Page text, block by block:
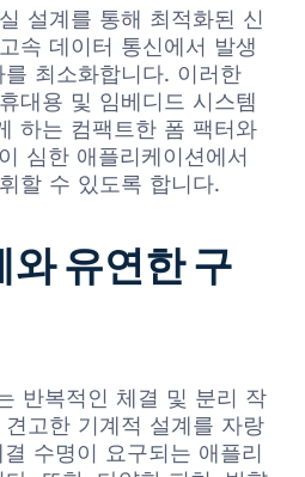
설계를 통해 최적화된 신
속 데이터 통신에서 발생
최소화합니다. 이러한
대용 및 임베디드 시스템
하는 컴팩트한 폼 팩터와
심한 애플리케이션에서
할 수 있도록 합니다.
와 유연한 구
반복적인 체결 및 분리 작
고한 기계적 설계를 자랑
수명이 요구되는 애플리